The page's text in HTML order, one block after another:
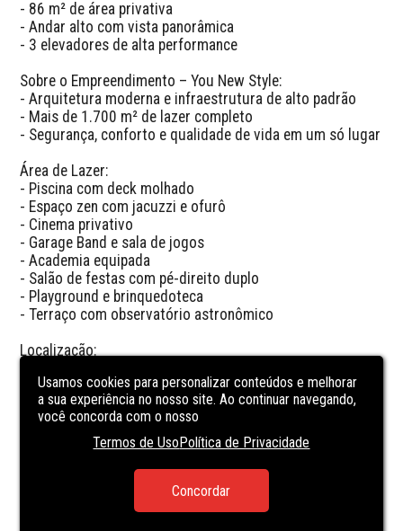
- 86 m² de área privativa
- Andar alto com vista panorâmica
- 3 elevadores de alta performance
Sobre o Empreendimento – You New Style:
- Arquitetura moderna e infraestrutura de alto padrão
- Mais de 1.700 m² de lazer completo
- Segurança, conforto e qualidade de vida em um só lugar
Área de Lazer:
- Piscina com deck molhado
- Espaço zen com jacuzzi e ofurô
- Cinema privativo
- Garage Band e sala de jogos
- Academia equipada
- Salão de festas com pé-direito duplo
- Playground e brinquedoteca
- Terraço com observatório astronômico
Localização:
- Região nobre e estratégica
- Próximo ao Centro de Itajaí
- A minutos da Praia Brava e Marina
- Fácil acesso à BR-101 e Balneário Camboriú
Um apartamento que une sofisticação, localização e lazer
Usamos cookies para personalizar conteúdos e melhorar
a sua experiência no nosso site. Ao continuar navegando,
você concorda com o nosso
Termos de UsoPolítica de Privacidade
Concordar